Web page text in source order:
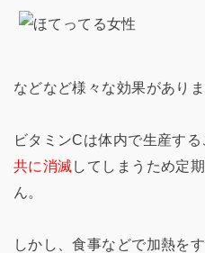
などなど様々な効果がありま
ビタミンCは体内で生産する
共に消滅してしまうため定
ん。
しかし、食事などで加熱を